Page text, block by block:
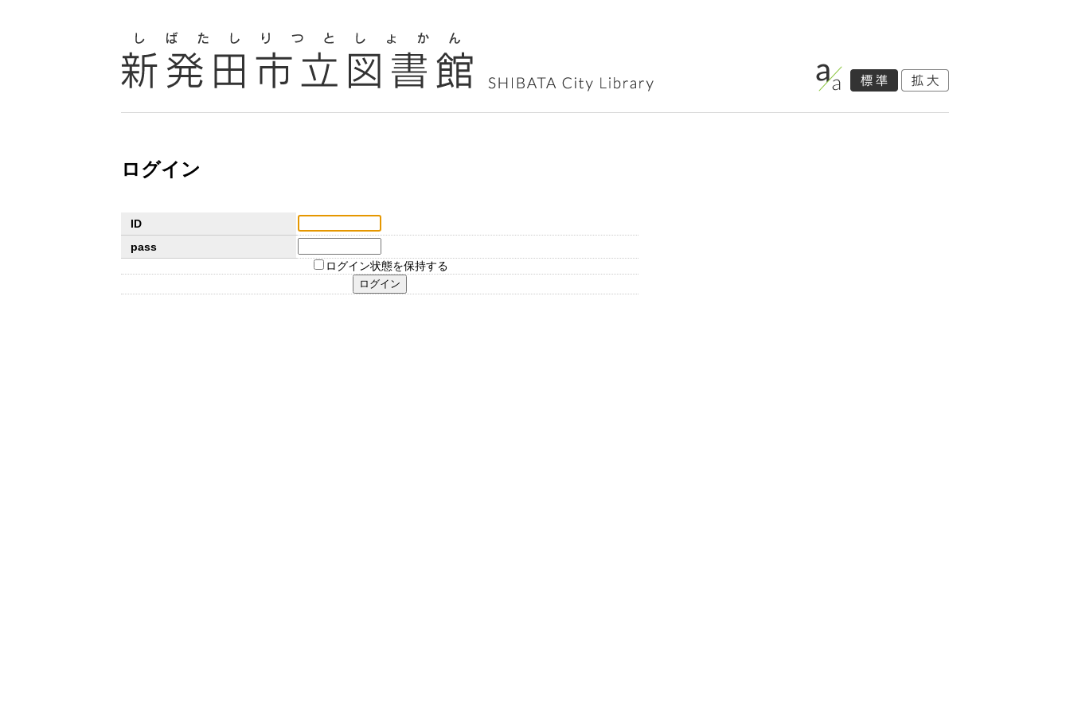
ログイン
ID
pass
ログイン状態を保持する